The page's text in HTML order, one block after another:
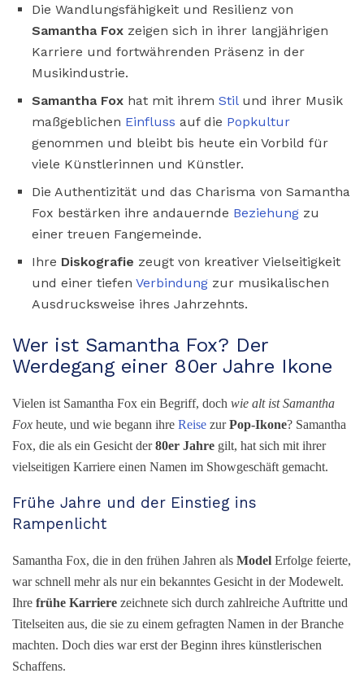
Die Wandlungsfähigkeit und Resilienz von
Samantha Fox zeigen sich in ihrer langjährigen
Karriere und fortwährenden Präsenz in der
Musikindustrie.
Samantha Fox hat mit ihrem Stilund ihrer Musik
maßgeblichen Einfluss auf die Popkultur
genommen und bleibt bis heute ein Vorbild für
viele Künstlerinnen und Künstler.
Die Authentizität und das Charisma von Samantha
Fox bestärken ihre andauernde Beziehung zu
einer treuen Fangemeinde.
Ihre Diskografie zeugt von kreativer Vielseitigkeit
und einer tiefen Verbindung zur musikalischen
Ausdrucksweise ihres Jahrzehnts.
Wer ist Samantha Fox? Der
Werdegang einer 80er Jahre Ikone
Vielen ist Samantha Fox ein Begriff, doch wie alt ist Samantha
Fox heute, und wie begann ihre Reise zurPop-Ikone? Samantha
Fox, die als ein Gesicht der80er Jahre gilt, hat sich mit ihrer
vielseitigen Karriere einen Namen im Showgeschäft gemacht.
Frühe Jahre und der Einstieg ins
Rampenlicht
Samantha Fox, die in den frühen Jahren als Model Erfolge feierte,
war schnell mehr als nur ein bekanntes Gesicht in der Modewelt.
Ihre frühe Karriere zeichnete sich durch zahlreiche Auftritte und
Titelseiten aus, die sie zu einem gefragten Namen in der Branche
machten. Doch dies war erst der Beginn ihres künstlerischen
Schaffens.